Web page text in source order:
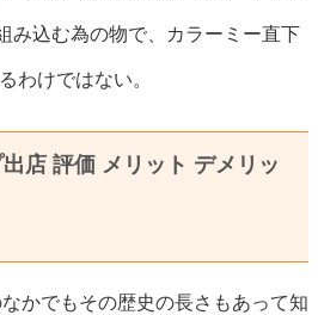
み込む為の物で、カラーミー直下
わけではない。
店 評価 メリット デメリッ
かでもその歴史の長さもあって知